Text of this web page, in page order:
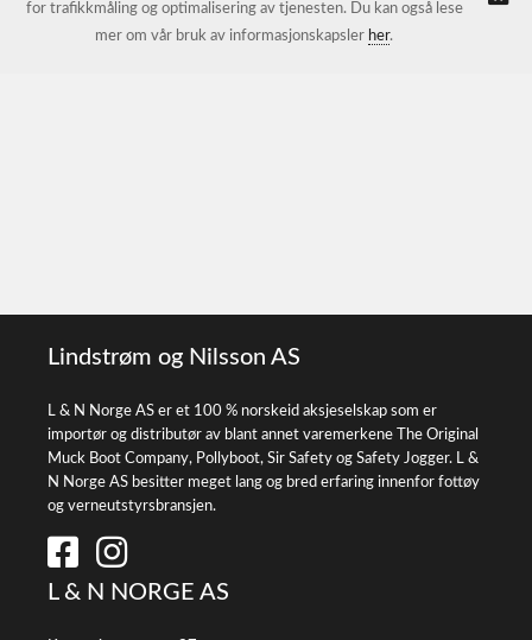
Lindstrøm og Nilsson AS
L & N Norge AS er et 100 % norskeid aksjeselskap som er
importør og distributør av blant annet varemerkene The Original
Muck Boot Company, Pollyboot, Sir Safety og Safety Jogger. L &
N Norge AS besitter meget lang og bred erfaring innenfor fottøy
og verneutstyrsbransjen.
L & N NORGE AS
for trafikkmåling og optimalisering av tjenesten. Du kan også lese
mer om vår bruk av informasjonskapsler her.